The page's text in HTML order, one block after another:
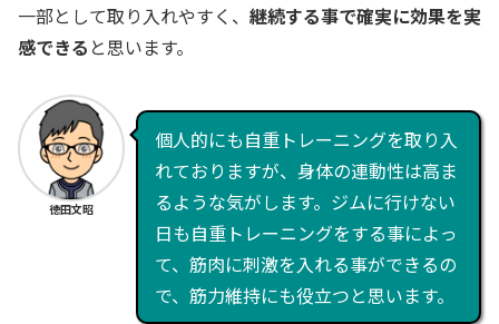
一部として取り入れやすく、 継続する事で確実に効果を実
感できる と思います。
徳田文昭
個人的にも自重トレーニングを取り入
れておりますが、身体の連動性は高ま
るような気がします。ジムに行けない
日も自重トレーニングをする事によっ
て、筋肉に刺激を入れる事ができるの
で、筋力維持にも役立つと思います。